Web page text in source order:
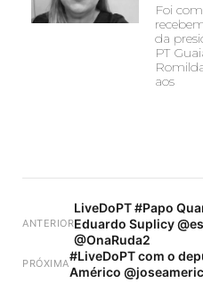
Foi
da
PT
aos
ANTERIOR
LiveDoPT #Papo
Eduardo Suplicy
@OnaRuda2
PRÓXIMA#LiveDoPT com o
Américo